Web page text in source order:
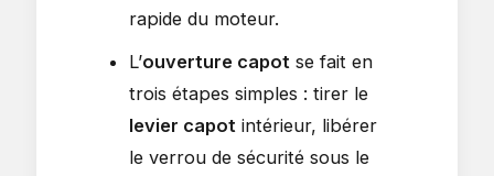
rapide du moteur.
L’ouverture capot se fait en
trois étapes simples : tirer le
levier capot intérieur, libérer
le verrou de sécurité sous le